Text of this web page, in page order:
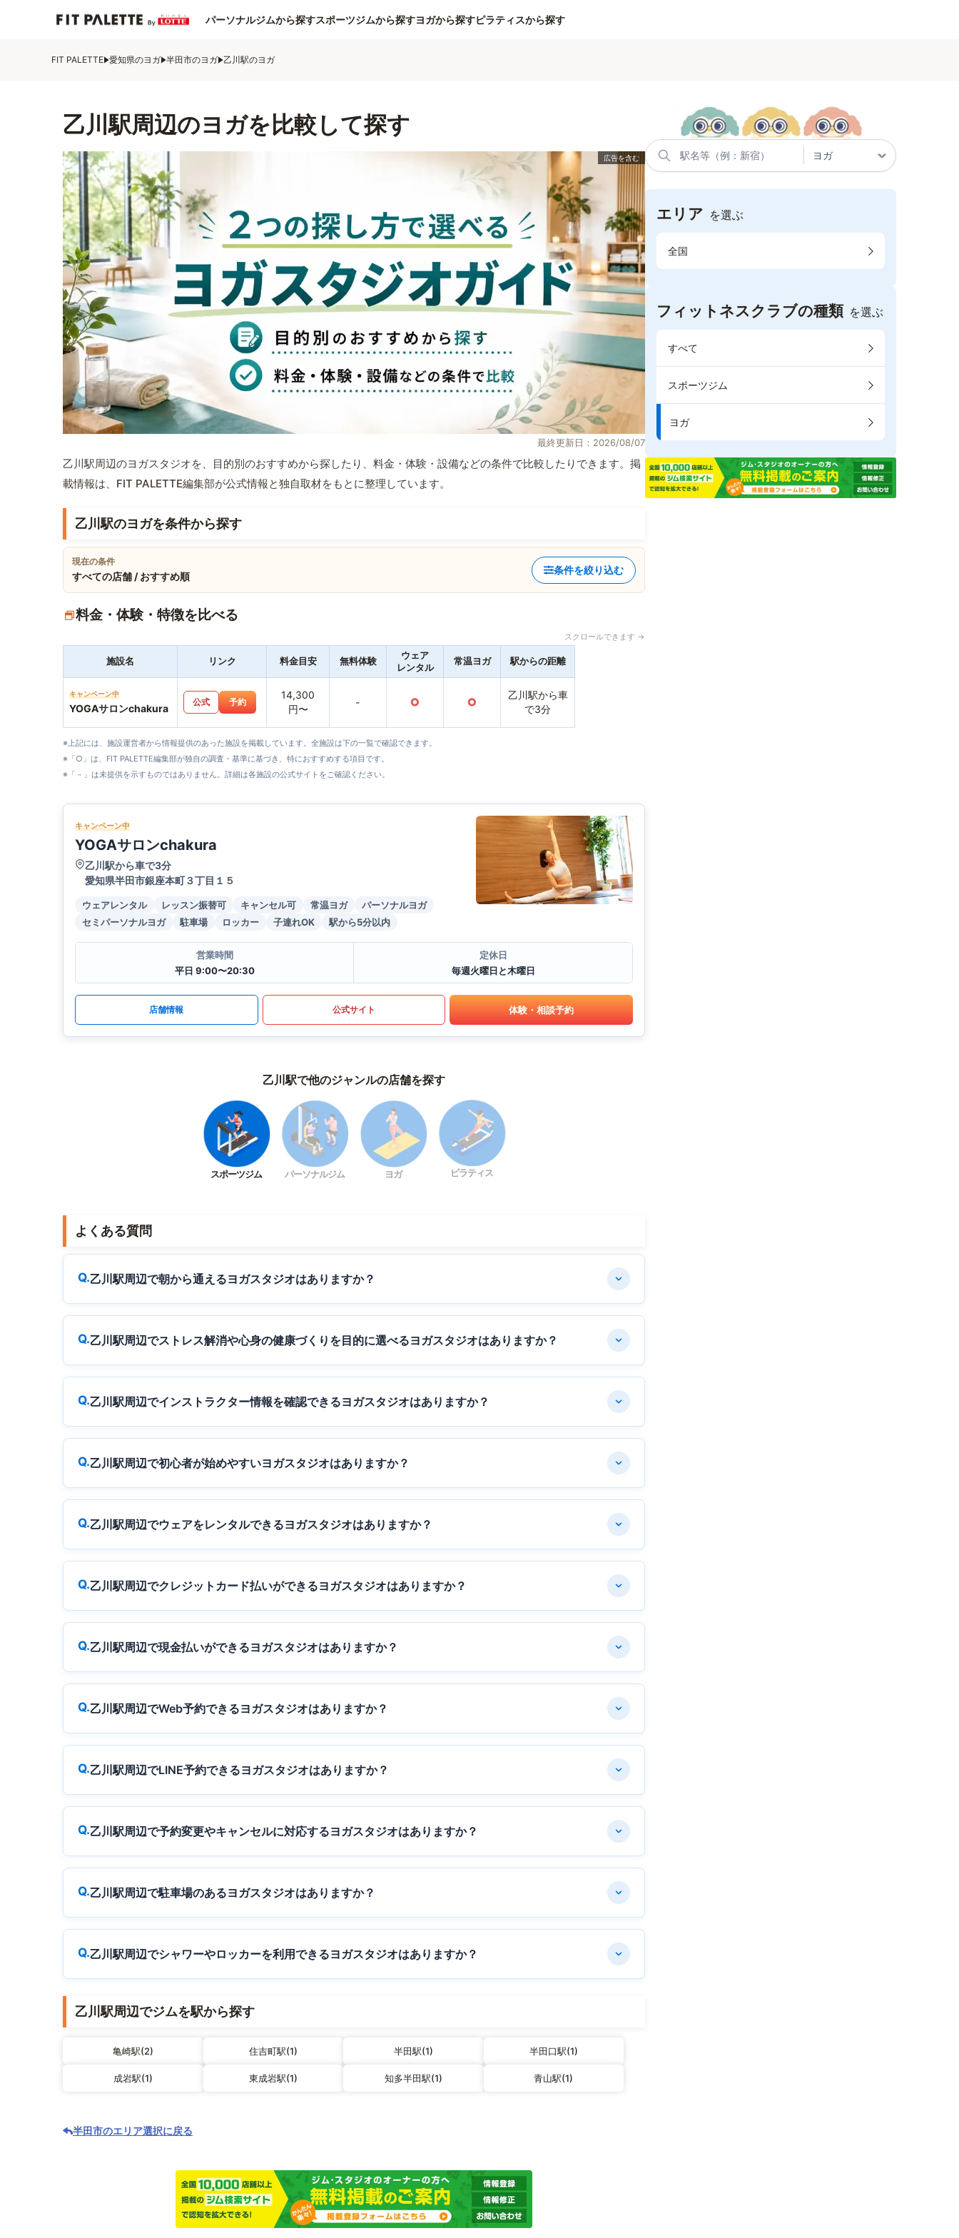
パーソナルジムから探すスポーツジムから探すヨガから探すピラティスから探す
FIT PALETTE 愛知県のヨガ 半田市のヨガ 乙川駅のヨガ
乙川駅周辺のヨガを比較して探す
最終更新日：2026/08/07
乙川駅周辺のヨガスタジオを、目的別のおすすめから探したり、料金・体験・設備などの条件で比較したりできます。掲
載情報は、FIT PALETTE編集部が公式情報と独自取材をもとに整理しています。
乙川駅のヨガを条件から探す
現在の条件
すべての店舗 / おすすめ順
条件を絞り込む
料金・体験・特徴を比べる
スクロールできます →
施設名 リンク 料金目安 無料体験
ウェア
レンタル
常温ヨガ 駅からの距離
キャンペーン中
YOGAサロンchakura
公式 予約
14,300
円〜
- ○ ○
乙川駅から車
で3分
※上記には、施設運営者から情報提供のあった施設を掲載しています。全施設は下の一覧で確認できます。
※「○」は、FIT PALETTE編集部が独自の調査・基準に基づき、特におすすめする項目です。
※「－」は未提供を示すものではありません。詳細は各施設の公式サイトをご確認ください。
キャンペーン中
YOGAサロンchakura
乙川駅から車で3分
愛知県半田市銀座本町３丁目１５
ウェアレンタル レッスン振替可 キャンセル可 常温ヨガ
パーソナルヨガ
セミパーソナルヨガ
駐車場 ロッカー 子連れOK 駅から5分以内
営業時間
平日 9:00〜20:30
定休日
毎週火曜日と木曜日
店舗情報 公式サイト 体験・相談予約
乙川駅で他のジャンルの店舗を探す
スポーツジム パーソナルジム ヨガ ピラティス
よくある質問
乙川駅周辺で朝から通えるヨガスタジオはありますか？
乙川駅周辺でストレス解消や心身の健康づくりを目的に選べるヨガスタジオはありますか？
乙川駅周辺でインストラクター情報を確認できるヨガスタジオはありますか？
乙川駅周辺で初心者が始めやすいヨガスタジオはありますか？
乙川駅周辺でウェアをレンタルできるヨガスタジオはありますか？
乙川駅周辺でクレジットカード払いができるヨガスタジオはありますか？
乙川駅周辺で現金払いができるヨガスタジオはありますか？
乙川駅周辺でWeb予約できるヨガスタジオはありますか？
乙川駅周辺でLINE予約できるヨガスタジオはありますか？
乙川駅周辺で予約変更やキャンセルに対応するヨガスタジオはありますか？
乙川駅周辺で駐車場のあるヨガスタジオはありますか？
乙川駅周辺でシャワーやロッカーを利用できるヨガスタジオはありますか？
乙川駅周辺でジムを駅から探す
亀崎駅(2) 住吉町駅(1) 半田駅(1) 半田口駅(1)
成岩駅(1) 東成岩駅(1) 知多半田駅(1) 青山駅(1)
半田市のエリア選択に戻る
エリア を選ぶ
全国
フィットネスクラブの種類 を選ぶ
すべて
スポーツジム
ヨガ